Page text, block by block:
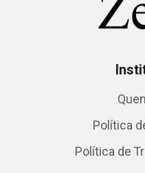
Política
Política de